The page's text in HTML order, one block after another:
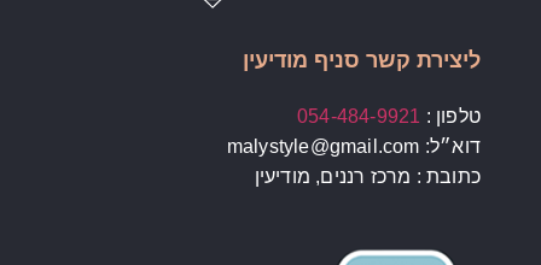
ליצירת קשר סניף מודיעין
טלפון : 054-484-9921
דוא״ל: malystyle@gmail.com
כתובת : מרכז רננים, מודיעין